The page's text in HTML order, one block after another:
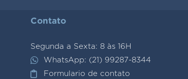
Contato
Segunda a Sexta: 8 às 16H
WhatsApp: (21) 99287-8344
Formulario de contato